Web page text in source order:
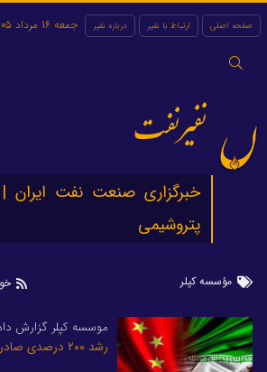
صفحه اصلی ارتباط با نفیر درباره نفیر
جستجو
جمعه 16 مرداد 1405
نفیرنفت
خبرگزاری صنعت نفت ایران
پتروشیمی
مؤسسه کپلر
موسسه کپلر گزارش
رشد ۲۰۰ درصدی صادرات نفت ایران به چین